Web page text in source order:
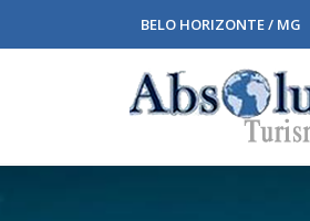
BELO HORIZONTE / MG